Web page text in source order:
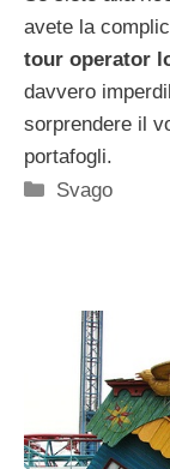
avete la
tour operator
davvero
sorprendere il
portafogli.
Categorie
Svago